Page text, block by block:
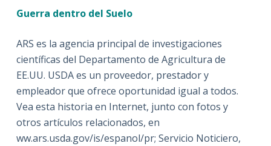
Guerra dentro del Suelo
ARS es la agencia principal de investigaciones
científicas del Departamento de Agricultura de
EE.UU. USDA es un proveedor, prestador y
empleador que ofrece oportunidad igual a todos.
Vea esta historia en Internet, junto con fotos y
otros artículos relacionados, en
ww.ars.usda.gov/is/espanol/pr; Servicio Noticiero,